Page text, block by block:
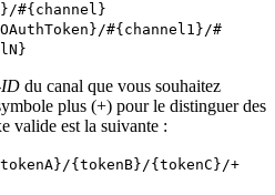
#{channel}
#{channel1}/#
ID du canal que vous souhaitez
plus (+) pour le distinguer des
valide est la suivante :
{tokenB}/{tokenC}/+